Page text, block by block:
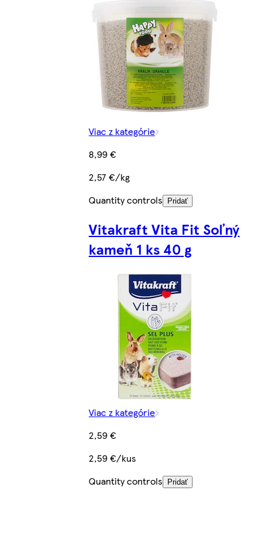
Viac z kategórie
8,99 €
2,57 €/kg
Quantity controls
Pridať
Vitakraft Vita Fit Soľný
kameň 1 ks 40 g
Viac z kategórie
2,59 €
2,59 €/kus
Quantity controls Pridať